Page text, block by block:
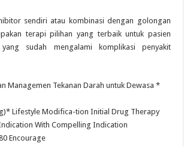
sendiri atau kombinasi dengan golongan
terapi pilihan yang terbaik untuk pasien
sudah mengalami komplikasi penyakit
Managemen Tekanan Darah untuk Dewasa *
Lifestyle Modifica-tion Initial Drug Therapy
With Compelling Indication
Encourage